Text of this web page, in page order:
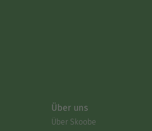
Über uns
Über Skoobe